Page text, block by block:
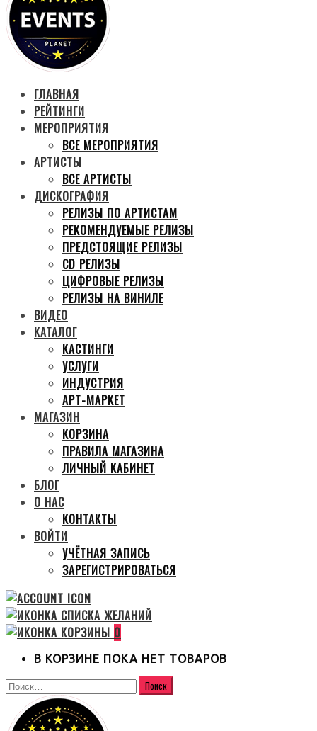
ГЛАВНАЯ
РЕЙТИНГИ
МЕРОПРИЯТИЯ
ВСЕ МЕРОПРИЯТИЯ
АРТИСТЫ
ВСЕ АРТИСТЫ
ДИСКОГРАФИЯ
РЕЛИЗЫ ПО АРТИСТАМ
РЕКОМЕНДУЕМЫЕ РЕЛИЗЫ
ПРЕДСТОЯЩИЕ РЕЛИЗЫ
CD РЕЛИЗЫ
ЦИФРОВЫЕ РЕЛИЗЫ
РЕЛИЗЫ НА ВИНИЛЕ
ВИДЕО
КАТАЛОГ
КАСТИНГИ
УСЛУГИ
ИНДУСТРИЯ
АРТ-МАРКЕТ
МАГАЗИН
КОРЗИНА
ПРАВИЛА МАГАЗИНА
ЛИЧНЫЙ КАБИНЕТ
БЛОГ
О НАС
КОНТАКТЫ
ВОЙТИ
УЧЁТНАЯ ЗАПИСЬ
ЗАРЕГИСТРИРОВАТЬСЯ
0
В КОРЗИНЕ ПОКА НЕТ ТОВАРОВ